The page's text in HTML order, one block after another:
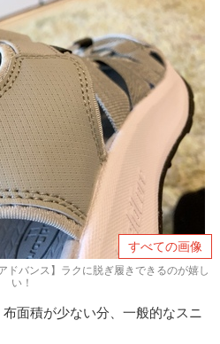
すべての画像
ドバンス】ラクに脱ぎ履きできるのが嬉し
い！
面積が少ない分、一般的なスニ